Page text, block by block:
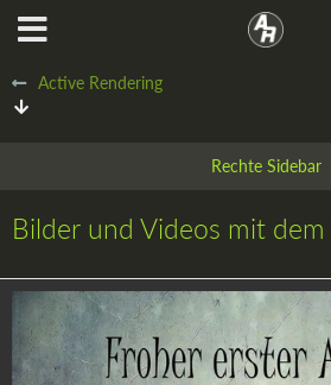
Active Rendering
Bilder und Videos mit dem